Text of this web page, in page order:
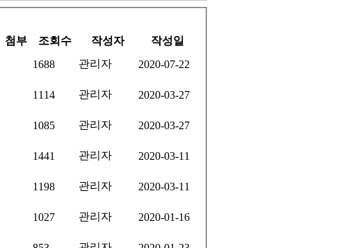
첨부 조회수 작성자
작성일
1688 관리자 2020-07-22
1114 관리자 2020-03-27
1085 관리자 2020-03-27
1441 관리자 2020-03-11
1198 관리자 2020-03-11
1027 관리자 2020-01-16